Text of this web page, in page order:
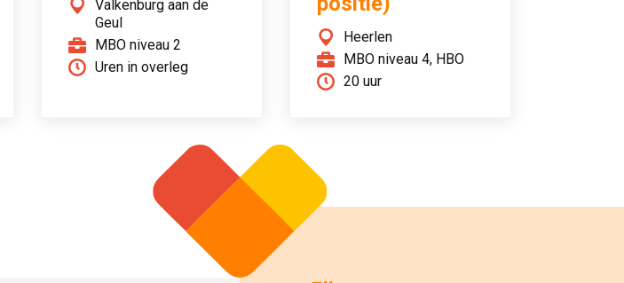
Valkenburg aan de
Geul
MBO niveau 2
Uren in overleg
Heerlen
MBO niveau 4, HBO
20 uur